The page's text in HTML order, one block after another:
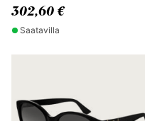
302,60 €
Saatavilla